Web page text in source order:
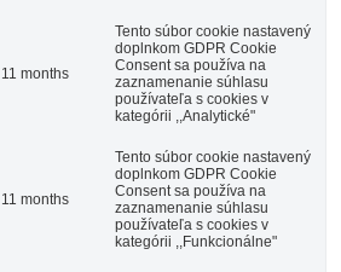
11 months
Tento súbor cookie nastavený
doplnkom GDPR Cookie
Consent sa používa na
zaznamenanie súhlasu
používateľa s cookies v
kategórii ,,Analytické"
11 months
Tento súbor cookie nastavený
doplnkom GDPR Cookie
Consent sa používa na
zaznamenanie súhlasu
používateľa s cookies v
kategórii ,,Funkcionálne"